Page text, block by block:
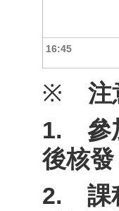
16:45
※ 注
1. 參
後核發
2. 課